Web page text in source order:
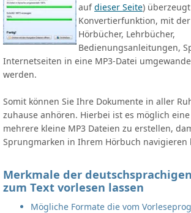
aufdieser Seite)
Konvertierfunktion, mit der
Hörbücher, Lehrbücher,
Bedienungsanleitungen,
Internetseiten in eine MP3-Datei
werden.
Somit können Sie Ihre Dokumente in aller
zuhause anhören. Hierbei ist es möglich
mehrere kleine MP3 Dateien zu erstellen,
Sprungmarken in Ihrem Hörbuch navigieren
Merkmale der
zum Text vorlesen lassen
Mögliche Formate die vom